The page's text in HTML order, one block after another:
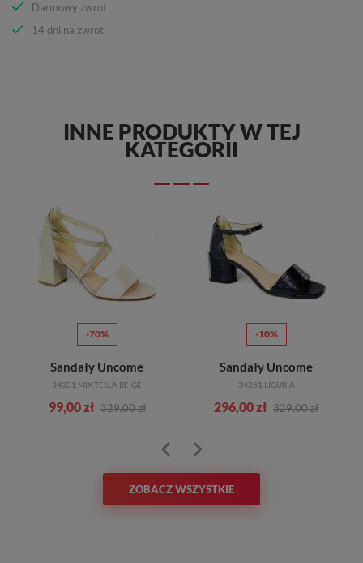
Darmowy zwrot
14 dni na zwrot
INNE PRODUKTY W TEJ
KATEGORII
-70%
Sandały Uncome
34331 MIX TESLA BEIGE
99,00 zł 329,00 zł
-10%
Sandały Uncome
34351 LIGURIA
296,00 zł 329,00 zł
ZOBACZ WSZYSTKIE